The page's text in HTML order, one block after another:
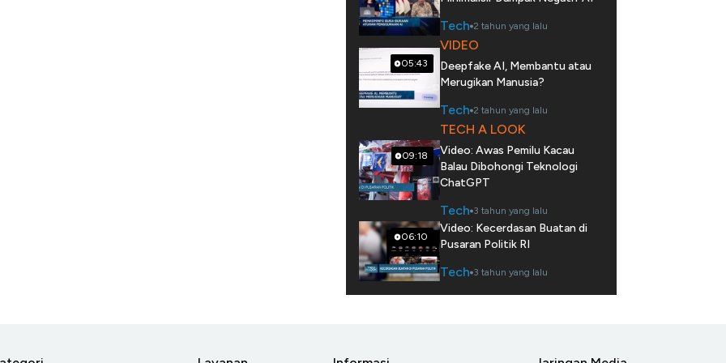
Tech 2 tahun yang lalu
05:43
VIDEO
Deepfake AI, Membantu atau
Merugikan Manusia?
Tech 2 tahun yang lalu
09:18
TECH A LOOK
Video: Awas Pemilu Kacau
Balau Dibohongi Teknologi
ChatGPT
Tech 3 tahun yang lalu
06:10
Video: Kecerdasan Buatan di
Pusaran Politik RI
Tech 3 tahun yang lalu